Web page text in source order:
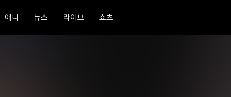
애니 뉴스 라이브 쇼츠